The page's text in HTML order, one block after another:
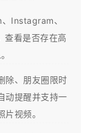
Instagram、
看是否存在高
除、朋友圈限时
动提醒并支持一
视频。